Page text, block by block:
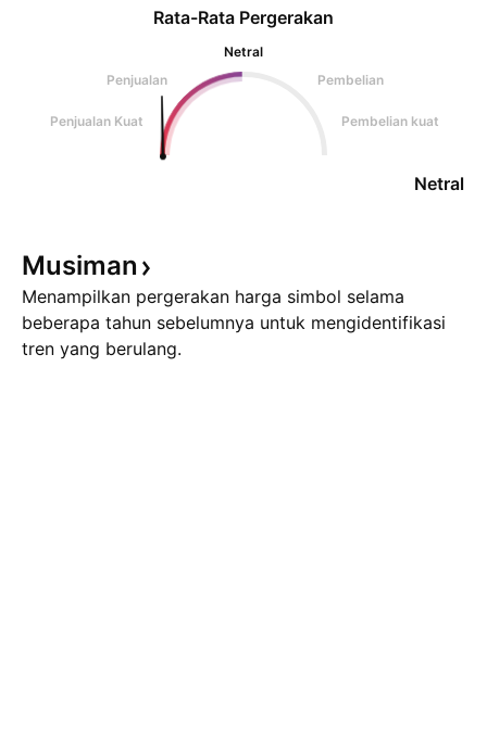
Rata-Rata Pergerakan
Netral
Penjualan
Pembelian
Penjualan Kuat Pembelian kuat
Netral
Musiman
Menampilkan pergerakan harga simbol selama
beberapa tahun sebelumnya untuk mengidentifikasi
tren yang berulang.